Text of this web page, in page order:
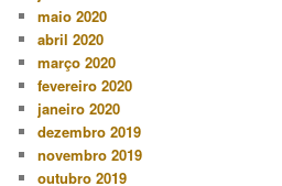
maio 2020
abril 2020
março 2020
fevereiro 2020
janeiro 2020
dezembro 2019
novembro 2019
outubro 2019